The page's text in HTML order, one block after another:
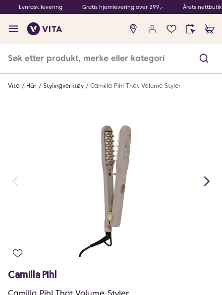
Lynrask levering Gratis hjemlevering over 299,- Årets
Ingen
produkter
Vita Hår Stylingverktøy Camilla Pihl That Volume Styler
Camilla Pihl